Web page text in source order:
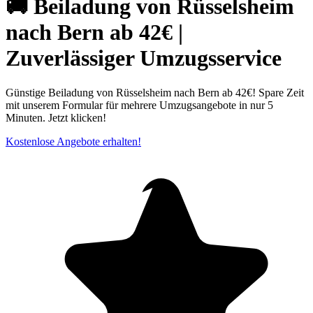
🚚 Beiladung von Rüsselsheim
nach Bern ab 42€ |
Zuverlässiger Umzugsservice
Günstige Beiladung von Rüsselsheim nach Bern ab 42€! Spare Zeit
mit unserem Formular für mehrere Umzugsangebote in nur 5
Minuten. Jetzt klicken!
Kostenlose Angebote erhalten!